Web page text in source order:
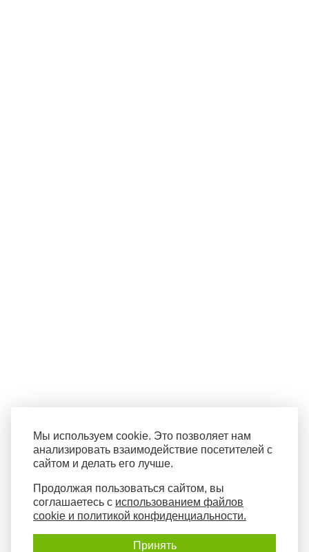
Мы используем cookie. Это позволяет нам
анализировать взаимодействие посетителей с
сайтом и делать его лучше.
Продолжая пользоваться сайтом, вы
соглашаетесь с использованием файлов
cookie и политикой конфиденциальности.
Принять